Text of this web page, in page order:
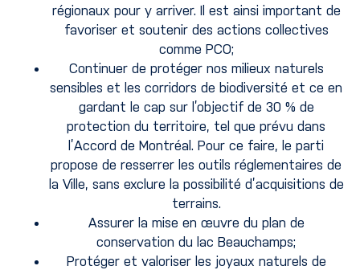
régionaux pour y arriver. Il est ainsi important de
favoriser et soutenir des actions collectives
comme PCO;
Continuer de protéger nos milieux naturels
sensibles et les corridors de biodiversité et ce en
gardant le cap sur l’objectif de 30 % de
protection du territoire, tel que prévu dans
l’Accord de Montréal. Pour ce faire, le parti
propose de resserrer les outils réglementaires de
la Ville, sans exclure la possibilité d’acquisitions de
terrains.
Assurer la mise en œuvre du plan de
conservation du lac Beauchamps;
Protéger et valoriser les joyaux naturels de